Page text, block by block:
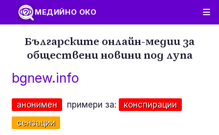
МЕДИЙНО ОКО
Българските онлайн-медии за
обществени новини под лупа
bgnew.info
анонимен примери за:
конспирации
сензации